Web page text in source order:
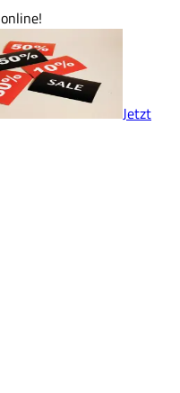
Jetzt